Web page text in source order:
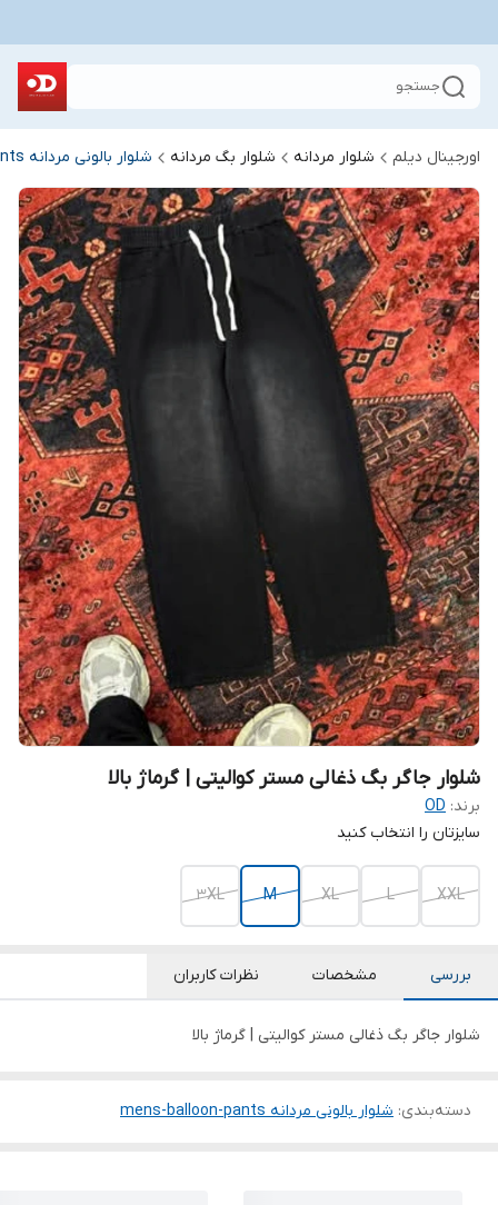
جستجو
اورجینال دیلم شلوار مردانه شلوار بگ مردانه شلوار بالونی مردانه mens-balloon-pants
شلوار جاگر بگ ذغالی مستر کوالیتی | گرماژ بالا
برند: OD
سایزتان را انتخاب کنید
XXL
L
XL
M
3XL
بررسی مشخصات نظرات کاربران
شلوار جاگر بگ ذغالی مستر کوالیتی | گرماژ بالا
دسته‌بندی: شلوار بالونی مردانه mens-balloon-pants